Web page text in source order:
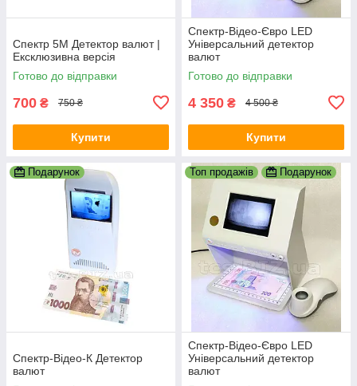
Спектр 5M Детектор валют |
Ексклюзивна версія
Готово до відправки
700 ₴ 750 ₴
Купити
Спектр-Відео-Євро LED
Універсальний детектор
валют
Готово до відправки
4 350 ₴ 4 500 ₴
Купити
Подарунок
Спектр-Відео-К Детектор
валют
Топ продажів Подарунок
Спектр-Відео-Євро LED
Універсальний детектор
валют